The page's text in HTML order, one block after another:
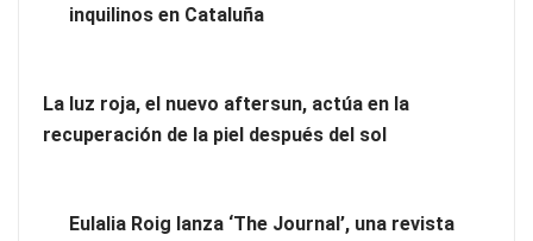
inquilinos en Cataluña
La luz roja, el nuevo aftersun, actúa en la
recuperación de la piel después del sol
Eulalia Roig lanza ‘The Journal’, una revista